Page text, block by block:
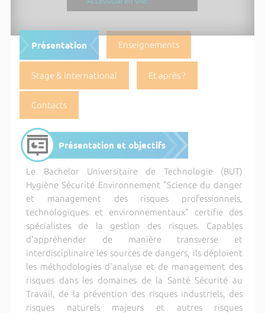
Présentation Enseignements
Stage & international Et après ?
Contacts
Présentation et objectifs
Le Bachelor Universitaire de Technologie (BUT)
Hygiène Sécurité Environnement "Science du danger
et management des risques professionnels,
technologiques et environnementaux" certifie des
spécialistes de la gestion des risques. Capables
d'appréhender de manière transverse et
interdisciplinaire les sources de dangers, ils déploient
les méthodologies d'analyse et de management des
risques dans les domaines de la Santé Sécurité au
Travail, de la prévention des risques industriels, des
risques naturels majeurs et autres risques